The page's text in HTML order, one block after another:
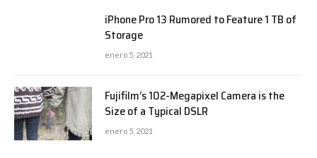
iPhone Pro 13 Rumored to Feature 1 TB of
Storage
enero 5, 2021
Fujifilm’s 102-Megapixel Camera is the
Size of a Typical DSLR
enero 5, 2021